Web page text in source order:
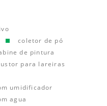
coletor de pó
de pintura
para lareiras
umidificador
agua